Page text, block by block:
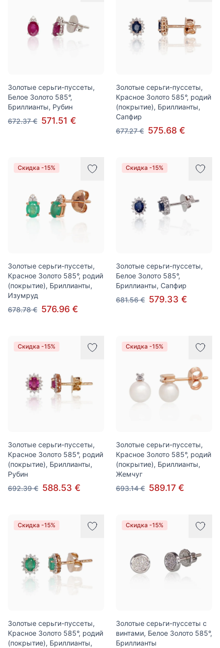
Золотые серьги-пуссеты,
Белое Золото 585°,
Бриллианты, Рубин
672.37 € 571.51 €
Золотые серьги-пуссеты,
Красное Золото 585°, родий
(покрытие), Бриллианты,
Сапфир
677.27 € 575.68 €
Скидка -15%
Золотые серьги-пуссеты,
Красное Золото 585°, родий
(покрытие), Бриллианты,
Изумруд
678.78 € 576.96 €
Скидка -15%
Золотые серьги-пуссеты,
Белое Золото 585°,
Бриллианты, Сапфир
681.56 € 579.33 €
Скидка -15%
Золотые серьги-пуссеты,
Красное Золото 585°, родий
(покрытие), Бриллианты,
Рубин
692.39 € 588.53 €
Скидка -15%
Золотые серьги-пуссеты,
Красное Золото 585°, родий
(покрытие), Бриллианты,
Жемчуг
693.14 € 589.17 €
Скидка -15%
Золотые серьги-пуссеты,
Красное Золото 585°, родий
(покрытие), Бриллианты,
Скидка -15%
Золотые серьги-пуссеты с
винтами, Белое Золото 585°,
Бриллианты